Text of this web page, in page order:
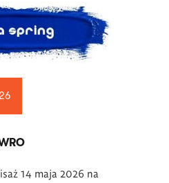
14 maja 2026 na